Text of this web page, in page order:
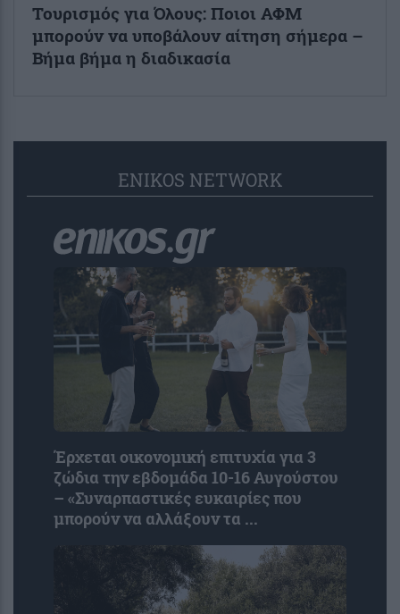
Τουρισμός για Όλους: Ποιοι ΑΦΜ
μπορούν να υποβάλουν αίτηση σήμερα –
Βήμα βήμα η διαδικασία
ENIKOS NETWORK
Έρχεται οικονομική επιτυχία για 3
ζώδια την εβδομάδα 10-16 Αυγούστου
– «Συναρπαστικές ευκαιρίες που
μπορούν να αλλάξουν τα ...